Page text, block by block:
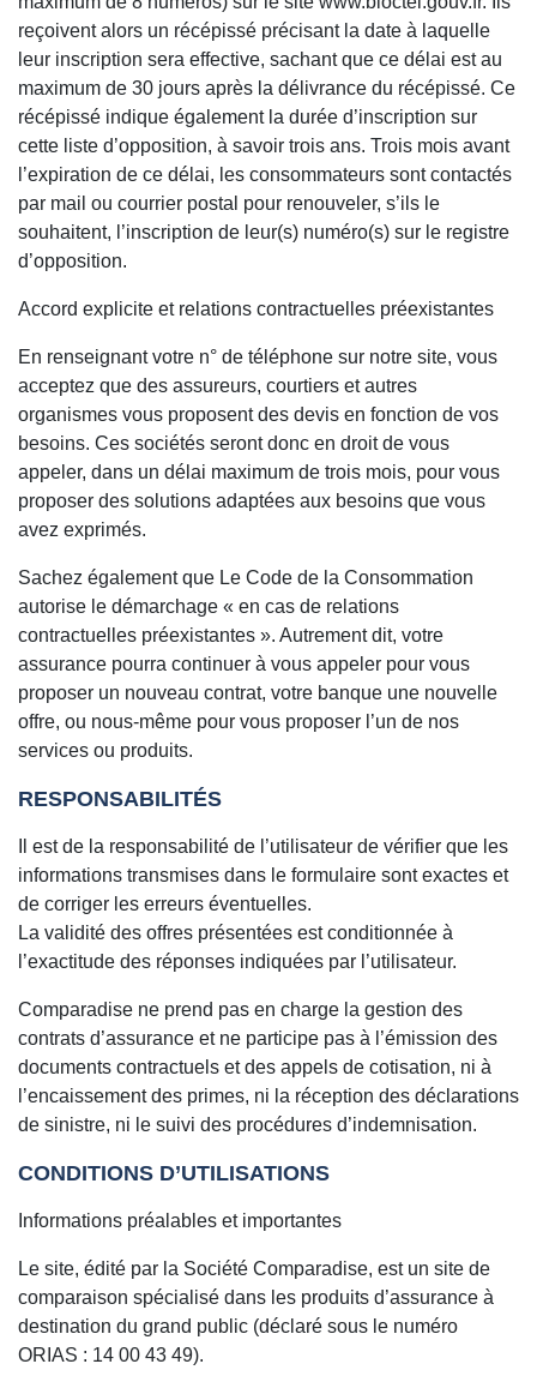
reçoivent alors un récépissé précisant la date à laquelle
leur inscription sera effective, sachant que ce délai est au
maximum de 30 jours après la délivrance du récépissé. Ce
récépissé indique également la durée d’inscription sur
cette liste d’opposition, à savoir trois ans. Trois mois avant
l’expiration de ce délai, les consommateurs sont contactés
par mail ou courrier postal pour renouveler, s’ils le
souhaitent, l’inscription de leur(s) numéro(s) sur le registre
d’opposition.
Accord explicite et relations contractuelles préexistantes
En renseignant votre n° de téléphone sur notre site, vous
acceptez que des assureurs, courtiers et autres
organismes vous proposent des devis en fonction de vos
besoins. Ces sociétés seront donc en droit de vous
appeler, dans un délai maximum de trois mois, pour vous
proposer des solutions adaptées aux besoins que vous
avez exprimés.
Sachez également que Le Code de la Consommation
autorise le démarchage « en cas de relations
contractuelles préexistantes ». Autrement dit, votre
assurance pourra continuer à vous appeler pour vous
proposer un nouveau contrat, votre banque une nouvelle
offre, ou nous-même pour vous proposer l’un de nos
services ou produits.
RESPONSABILITÉS
Il est de la responsabilité de l’utilisateur de vérifier que les
informations transmises dans le formulaire sont exactes et
de corriger les erreurs éventuelles.
La validité des offres présentées est conditionnée à
l’exactitude des réponses indiquées par l’utilisateur.
Comparadise ne prend pas en charge la gestion des
contrats d’assurance et ne participe pas à l’émission des
documents contractuels et des appels de cotisation, ni à
l’encaissement des primes, ni la réception des déclarations
de sinistre, ni le suivi des procédures d’indemnisation.
CONDITIONS D’UTILISATIONS
Informations préalables et importantes
Le site, édité par la Société Comparadise, est un site de
comparaison spécialisé dans les produits d’assurance à
destination du grand public (déclaré sous le numéro
ORIAS : 14 00 43 49).